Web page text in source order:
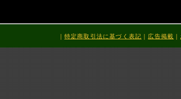
特定商取引法に基づく表記 広告掲載